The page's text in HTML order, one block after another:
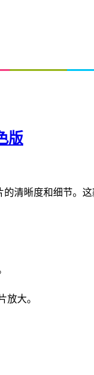
版
清晰度和细节。
放大。